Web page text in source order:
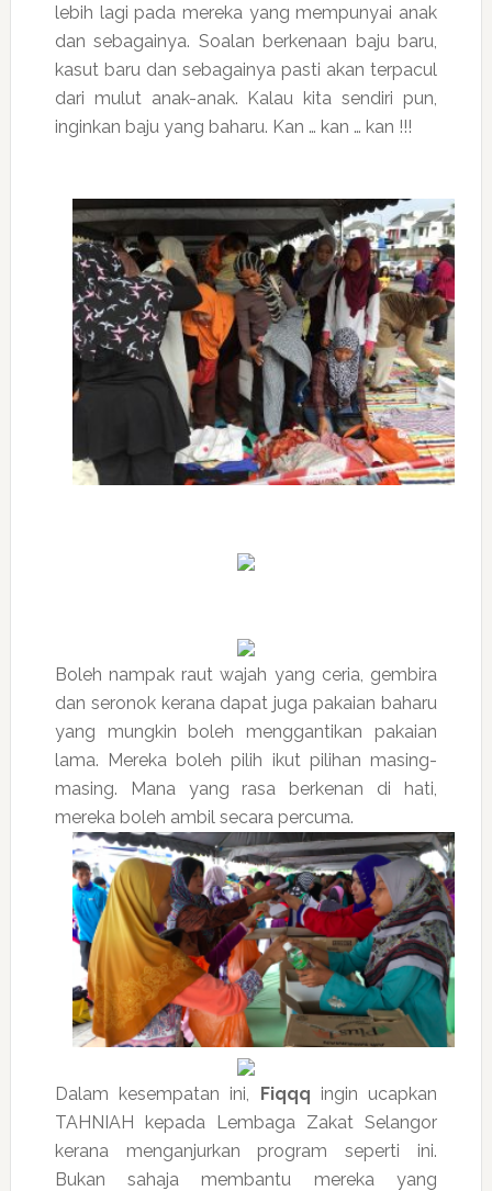
lebih lagi pada mereka yang mempunyai anak
dan sebagainya. Soalan berkenaan baju baru,
kasut baru dan sebagainya pasti akan terpacul
dari mulut anak-anak. Kalau kita sendiri pun,
inginkan baju yang baharu. Kan … kan … kan !!!
Boleh nampak raut wajah yang ceria, gembira
dan seronok kerana dapat juga pakaian baharu
yang mungkin boleh menggantikan pakaian
lama. Mereka boleh pilih ikut pilihan masing-
masing. Mana yang rasa berkenan di hati,
mereka boleh ambil secara percuma.
Dalam kesempatan ini, Fiqqq ingin ucapkan
TAHNIAH kepada Lembaga Zakat Selangor
kerana menganjurkan program seperti ini.
Bukan sahaja membantu mereka yang